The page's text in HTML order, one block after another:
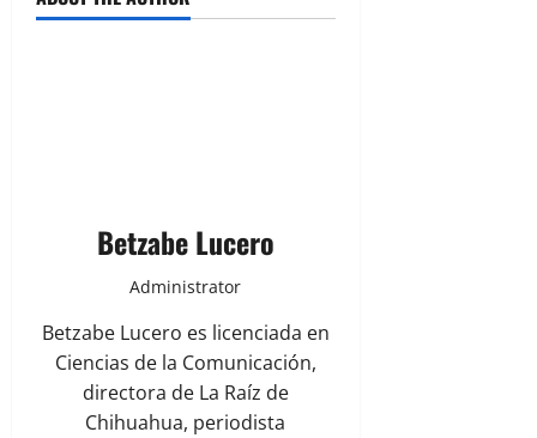
Betzabe Lucero
Administrator
Betzabe Lucero es licenciada en
Ciencias de la Comunicación,
directora de La Raíz de
Chihuahua, periodista